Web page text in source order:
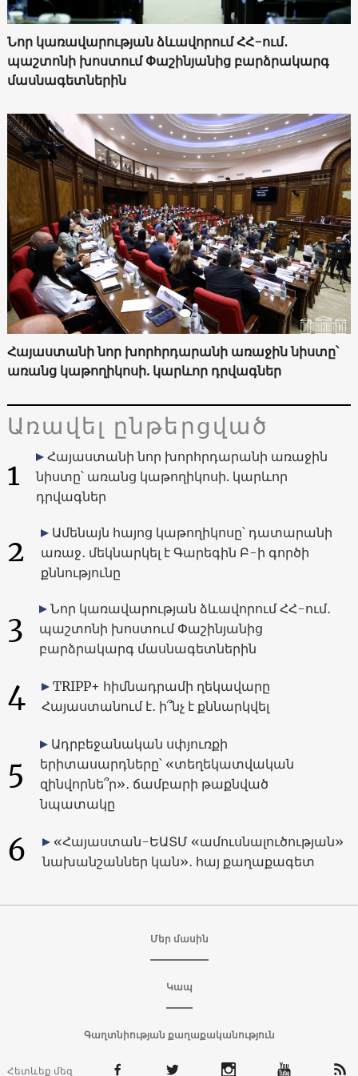
Նոր կառավարության ձևավորում ՀՀ-ում․
պաշտոնի խոստում Փաշինյանից բարձրակարգ
մասնագետներին
Հայաստանի նոր խորհրդարանի առաջին նիստը՝
առանց կաթողիկոսի. կարևոր դրվագներ
Առավել ընթերցված
1
Հայաստանի նոր խորհրդարանի առաջին
նիստը՝ առանց կաթողիկոսի. կարևոր
դրվագներ
2
Ամենայն հայոց կաթողիկոսը՝ դատարանի
առաջ․ մեկնարկել է Գարեգին Բ-ի գործի
քննությունը
3
Նոր կառավարության ձևավորում ՀՀ-ում․
պաշտոնի խոստում Փաշինյանից
բարձրակարգ մասնագետներին
4
TRIPP+ հիմնադրամի ղեկավարը
Հայաստանում է․ ի՞նչ է քննարկվել
5
Ադրբեջանական սփյուռքի
երիտասարդները՝ «տեղեկատվական
զինվորնե՞ր»․ ճամբարի թաքնված
նպատակը
6
«Հայաստան-ԵԱՏՄ «ամուսնալուծության»
նախանշաններ կան»․ հայ քաղաքագետ
Մեր մասին
Կապ
Գաղտնիության քաղաքականություն
Հետևեք մեզ